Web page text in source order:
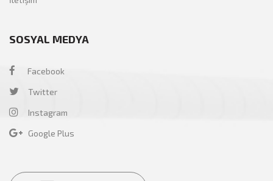
SOSYAL MEDYA
Facebook
Twitter
Instagram
Google Plus